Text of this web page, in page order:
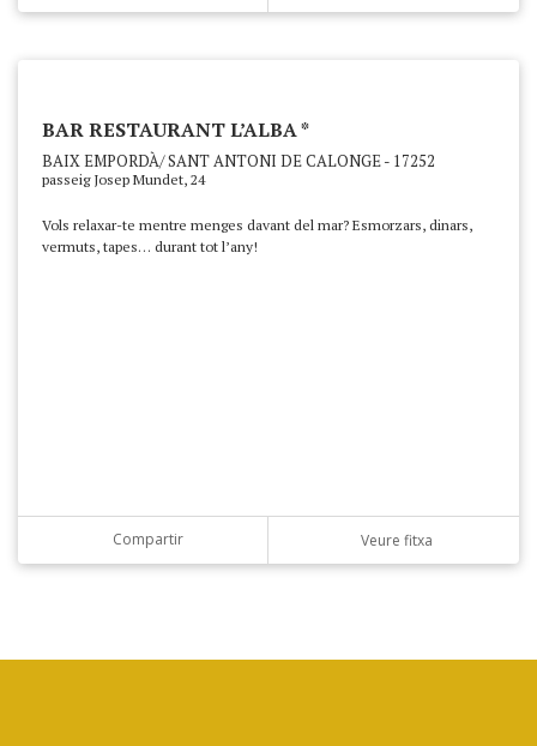
BAR RESTAURANT L’ALBA *
BAIX EMPORDÀ/ SANT ANTONI DE CALONGE - 17252
passeig Josep Mundet, 24
Vols relaxar-te mentre menges davant del mar? Esmorzars, dinars,
vermuts, tapes… durant tot l’any!
Compartir Veure fitxa